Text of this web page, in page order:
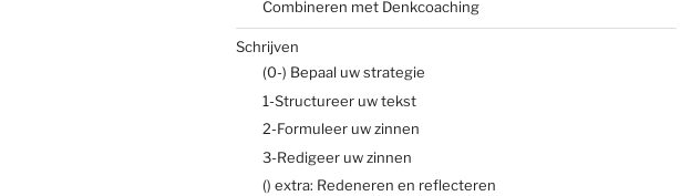
Combineren met Denkcoaching
Schrijven
(0-) Bepaal uw strategie
1-Structureer uw tekst
2-Formuleer uw zinnen
3-Redigeer uw zinnen
() extra: Redeneren en reflecteren